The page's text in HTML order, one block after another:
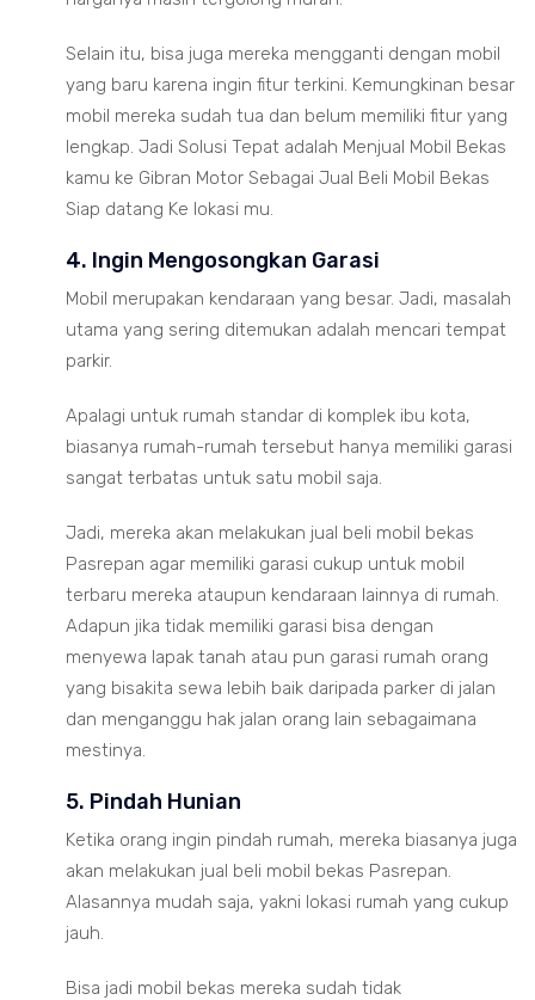
Selain itu, bisa juga mereka mengganti dengan mobil
yang baru karena ingin fitur terkini. Kemungkinan besar
mobil mereka sudah tua dan belum memiliki fitur yang
lengkap. Jadi Solusi Tepat adalah Menjual Mobil Bekas
kamu ke Gibran Motor Sebagai Jual Beli Mobil Bekas
Siap datang Ke lokasi mu.
4. Ingin Mengosongkan Garasi
Mobil merupakan kendaraan yang besar. Jadi, masalah
utama yang sering ditemukan adalah mencari tempat
parkir.
Apalagi untuk rumah standar di komplek ibu kota,
biasanya rumah-rumah tersebut hanya memiliki garasi
sangat terbatas untuk satu mobil saja.
Jadi, mereka akan melakukan jual beli mobil bekas
Pasrepan agar memiliki garasi cukup untuk mobil
terbaru mereka ataupun kendaraan lainnya di rumah.
Adapun jika tidak memiliki garasi bisa dengan
menyewa lapak tanah atau pun garasi rumah orang
yang bisakita sewa lebih baik daripada parker di jalan
dan menganggu hak jalan orang lain sebagaimana
mestinya.
5. Pindah Hunian
Ketika orang ingin pindah rumah, mereka biasanya juga
akan melakukan jual beli mobil bekas Pasrepan.
Alasannya mudah saja, yakni lokasi rumah yang cukup
jauh.
Bisa jadi mobil bekas mereka sudah tidak